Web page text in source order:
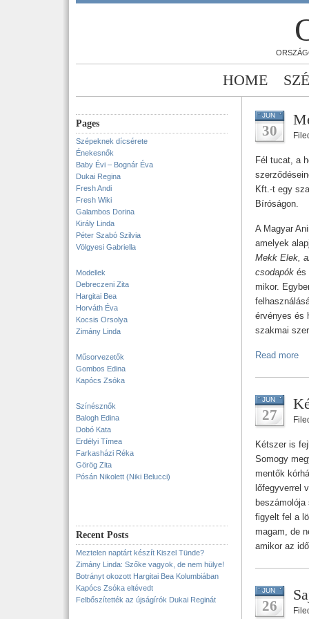
HOME
Pages
Szépeknek dícsérete
Énekesnők
Baby Évi – Bognár Éva
Dukai Regina
Fresh Andi
Fresh Wiki
Galambos Dorina
Király Linda
Péter Szabó Szilvia
Völgyesi Gabriella
Modellek
Debreczeni Zita
Hargitai Bea
Horváth Éva
Kocsis Orsolya
Zimány Linda
Műsorvezetők
Gombos Edina
Kapócs Zsóka
Színésznők
Balogh Edina
Dobó Kata
Erdélyi Tímea
Farkasházi Réka
Görög Zita
Pósán Nikolett (Niki Belucci)
Recent Posts
Meztelen naptárt készít Kiszel Tünde?
Zimány Linda: Szőke vagyok, de nem hülye!
Botrányt okozott Hargitai Bea Kolumbiában
Kapócs Zsóka eltévedt
Felbőszítették az újságírók Dukai Reginát
JUN
30
Fél tucat, a
Kft.-t egy
Bíróságon.
A Magyar
amelyek
Mekk Elek,
csodapók
mikor.
érvényes és
szakmai
Read more
JUN
27
Kétszer is
Somogy
mentők
lőfegyverrel
figyelt fel a
magam, de
amikor az
JUN
26